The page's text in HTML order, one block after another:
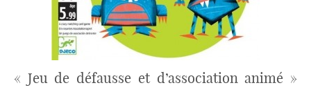
« Jeu de défausse et d’association animé »